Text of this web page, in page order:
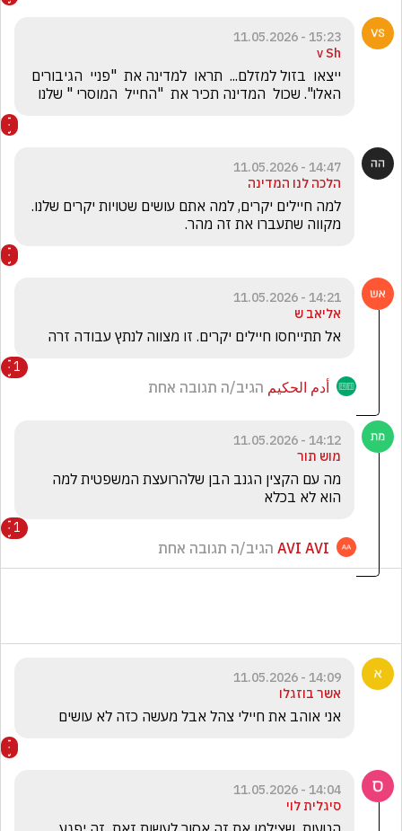
15:23 - 11.05.2026
v Sh
האלו". שכול  המדינה תכיר את  "החייל  המוסרי " שלנו
14:47 - 11.05.2026
הלכה לנו המדינה
מקווה שתעברו את זה מהר.
14:21 - 11.05.2026
אליאב ש
אל תתייחסו חיילים יקרים. זו מצווה לנתץ עבודה זרה
1
أدم الحكيم הגיב/ה תגובה אחת
14:12 - 11.05.2026
מוש תור
הוא לא בכלא
1
AVI AVI הגיב/ה תגובה אחת
14:09 - 11.05.2026
אשר בוזגלו
אני אוהב את חיילי צהל אבל מעשה כזה לא עושים
14:04 - 11.05.2026
סיגלית לוי